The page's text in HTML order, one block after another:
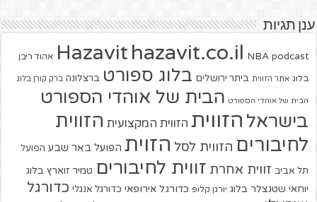
ענן תגיות
Hazavit hazavit.co.il NBA podcast אהוד ריבן
בלוג אתר הזווית ביתר ירושלים בלוג ספורט ברצלונה ברק קורן בלוג
הבית של אוהדי הספורט הבית של אוהדי הספורט
בישראל הזווית הזווית המקצועית הזווית
לחיבורים הזווית לסל הזוית הפועל באר שבע הפועל
תל אביב זווית אחרת זווית לחיבורים טמיר זוארץ בלוג
יוחאי שטנצלר בלוג יורגן קלופ כדורגל אירופאי כדורגל אנגלי כדורגל